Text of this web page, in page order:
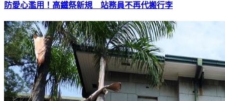
防愛心濫用！高鐵祭新規 站務員不再代搬行李